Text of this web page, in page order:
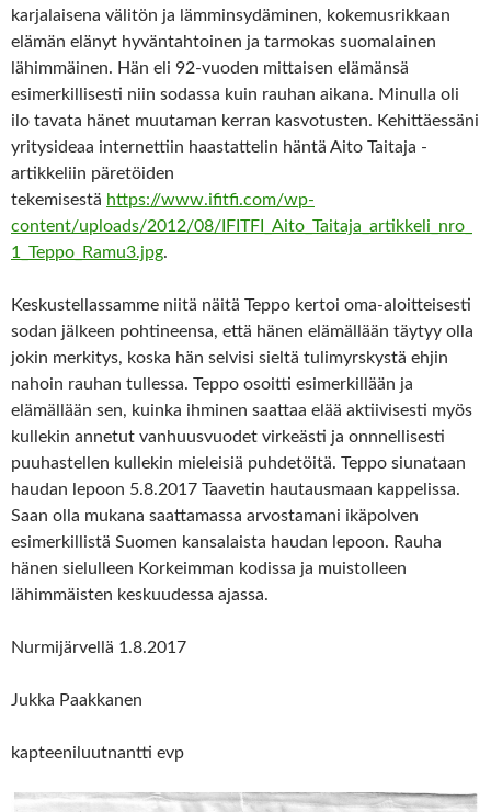
karjalaisena välitön ja lämminsydäminen, kokemusrikkaan
elämän elänyt hyväntahtoinen ja tarmokas suomalainen
lähimmäinen. Hän eli 92-vuoden mittaisen elämänsä
esimerkillisesti niin sodassa kuin rauhan aikana. Minulla oli
ilo tavata hänet muutaman kerran kasvotusten. Kehittäessäni
yritysideaa internettiin haastattelin häntä Aito Taitaja -
artikkeliin päretöiden
tekemisestä https://www.ifitfi.com/wp-
content/uploads/2012/08/IFITFI_Aito_Taitaja_artikkeli_nro_
1_Teppo_Ramu3.jpg.
Keskustellassamme niitä näitä Teppo kertoi oma-aloitteisesti
sodan jälkeen pohtineensa, että hänen elämällään täytyy olla
jokin merkitys, koska hän selvisi sieltä tulimyrskystä ehjin
nahoin rauhan tullessa. Teppo osoitti esimerkillään ja
elämällään sen, kuinka ihminen saattaa elää aktiivisesti myös
kullekin annetut vanhuusvuodet virkeästi ja onnnellisesti
puuhastellen kullekin mieleisiä puhdetöitä. Teppo siunataan
haudan lepoon 5.8.2017 Taavetin hautausmaan kappelissa.
Saan olla mukana saattamassa arvostamani ikäpolven
esimerkillistä Suomen kansalaista haudan lepoon. Rauha
hänen sielulleen Korkeimman kodissa ja muistolleen
lähimmäisten keskuudessa ajassa.
Nurmijärvellä 1.8.2017
Jukka Paakkanen
kapteeniluutnantti evp